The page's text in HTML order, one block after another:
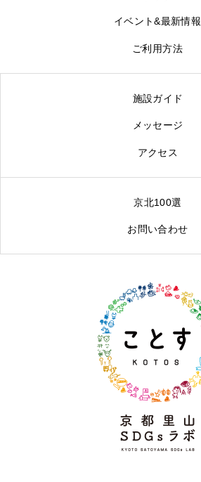
イベント&最新情報
ご利用方法
施設ガイド
メッセージ
アクセス
京北100選
お問い合わせ